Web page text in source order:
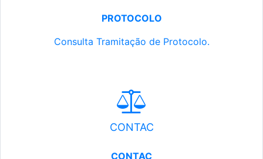
PROTOCOLO
Consulta Tramitação de Protocolo.
CONTAC
CONTAC